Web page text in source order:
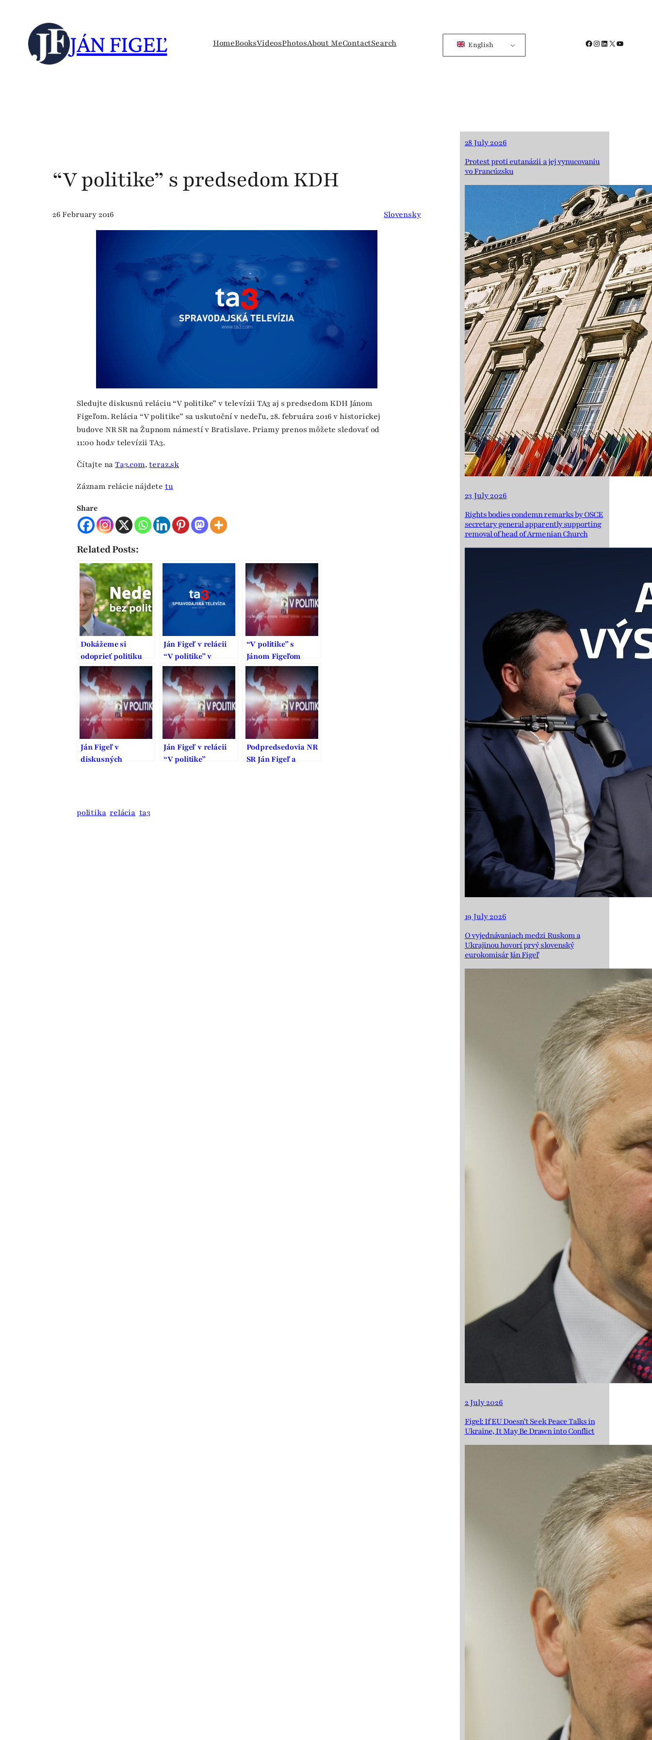
content
JÁN FIGEĽ HomeBooksVideosPhotosAbout MeContactSearch English Facebook
Instagram
LinkedIn
X YouTube
“V politike” s predsedom KDH
26 February 2016 Slovensky
Sledujte diskusnú reláciu “V politike” v televízii TA3 aj s predsedom KDH Jánom
Figeľom. Relácia “V politike” sa uskutoční v nedeľu, 28. februára 2016 v historickej
budove NR SR na Župnom námestí v Bratislave. Priamy prenos môžete sledovať od
11:00 hod.v televízii TA3.
Čítajte naTa3.com,teraz.sk
Záznam relácie nájdete tu
Share
Related Posts:
Dokážeme si
odoprieť politiku
aspoň v nedeľu?
Figeľ sa obáva, že
nás zastaví až ďalší
atentát
Ján Figeľ v relácii
“V politike” v
televízii TA3
“V politike” s
Jánom Figeľom
Ján Figeľ v
diskusných
Ján Figeľ v relácii
“V politike”
Podpredsedovia NR
SR Ján Figeľ a
politika relácia ta3
28 July 2026
Protest proti eutanázii a jej vynucovaniu
vo Francúzsku
23 July 2026
Rights bodies condemn remarks by OSCE
secretary general apparently supporting
removal of head of Armenian Church
19 July 2026
O vyjednávaniach medzi Ruskom a
Ukrajinou hovorí prvý slovenský
eurokomisár Ján Figeľ
2 July 2026
Figel: If EU Doesn’t Seek Peace Talks in
Ukraine, It May Be Drawn into Conflict